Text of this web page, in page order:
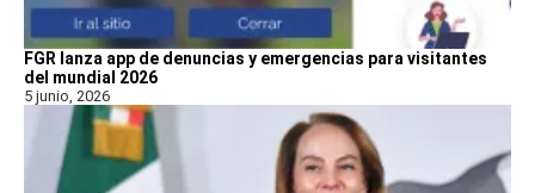
FGR lanza app de denuncias y emergencias para visitantes
del mundial 2026
5 junio, 2026